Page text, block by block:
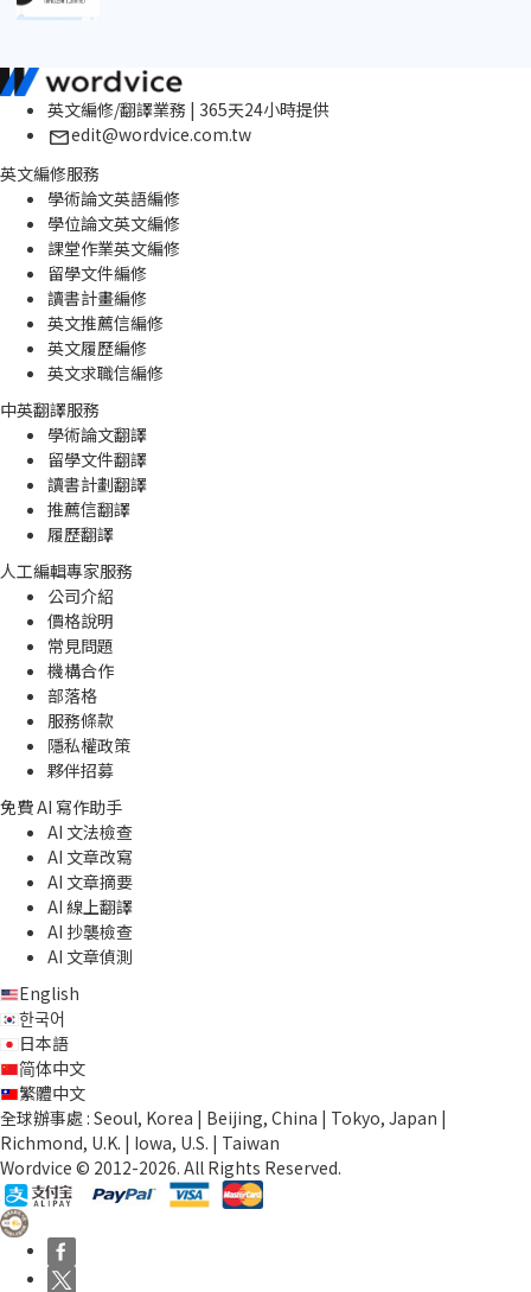
英文編修/翻譯業務 | 365天24小時提供
edit@wordvice.com.tw
英文編修服務
學術論文英語編修
學位論文英文編修
課堂作業英文編修
留學文件編修
讀書計畫編修
英文推薦信編修
英文履歷編修
英文求職信編修
中英翻譯服務
學術論文翻譯
留學文件翻譯
讀書計劃翻譯
推薦信翻譯
履歷翻譯
人工編輯專家服務
公司介紹
價格說明
常見問題
機構合作
部落格
服務條款
隱私權政策
夥伴招募
免費 AI 寫作助手
AI 文法檢查
AI 文章改寫
AI 文章摘要
AI 線上翻譯
AI 抄襲檢查
AI 文章偵測
English
한국어
日本語
简体中文
繁體中文
全球辦事處 : Seoul, Korea | Beijing, China | Tokyo, Japan |
Richmond, U.K. | Iowa, U.S. | Taiwan
Wordvice © 2012-2026. All Rights Reserved.